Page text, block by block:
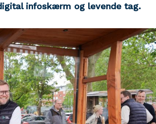
infoskærm og levende tag.